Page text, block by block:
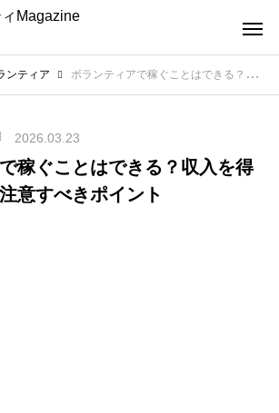
ンティア ボランティアで稼ぐことはできる？収入を得られる活動や注意すべきポイント
2026.03.23
稼ぐことはできる？収入を得
意すべきポイント